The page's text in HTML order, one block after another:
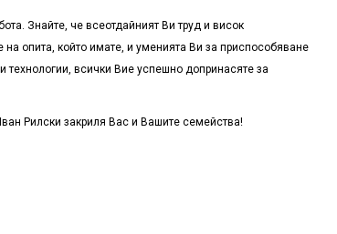
Знайте, че всеотдайният Ви труд и висок
опита, който имате, и уменията Ви за приспособяване
технологии, всички Вие успешно допринасяте за
Рилски закриля Вас и Вашите семейства!